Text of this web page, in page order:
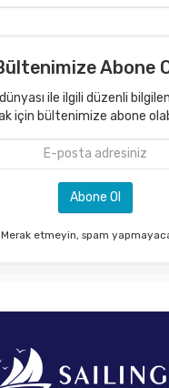
Abone
ile ilgili düzenli
için bültenimize abone
Merak etmeyin, spam